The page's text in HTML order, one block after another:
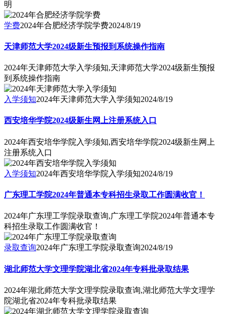
明
学费2024年合肥经济学院学费2024/8/19
天津师范大学2024级新生预报到系统操作指南
2024年天津师范大学入学须知,天津师范大学2024级新生预报
到系统操作指南
入学须知2024年天津师范大学入学须知2024/8/19
西安培华学院2024级新生网上注册系统入口
2024年西安培华学院入学须知,西安培华学院2024级新生网上
注册系统入口
入学须知2024年西安培华学院入学须知2024/8/19
广东理工学院2024年普通本专科招生录取工作圆满收官！
2024年广东理工学院录取查询,广东理工学院2024年普通本专
科招生录取工作圆满收官！
录取查询2024年广东理工学院录取查询2024/8/19
湖北师范大学文理学院湖北省2024年专科批录取结果
2024年湖北师范大学文理学院录取查询,湖北师范大学文理学
院湖北省2024年专科批录取结果